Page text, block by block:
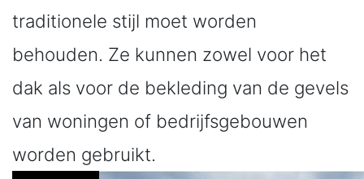
traditionele stijl moet worden
behouden. Ze kunnen zowel voor het
dak als voor de bekleding van de gevels
van woningen of bedrijfsgebouwen
worden gebruikt.